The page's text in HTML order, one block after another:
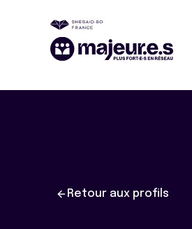
Retour aux profils